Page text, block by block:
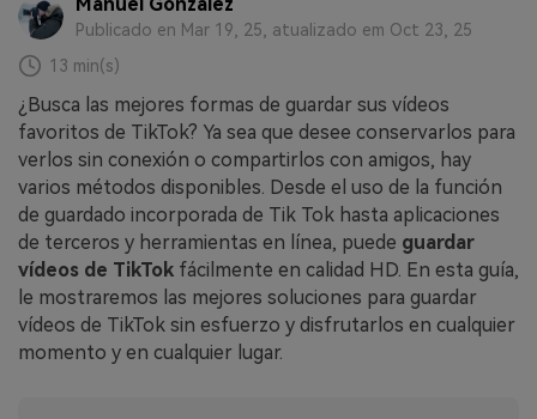
Publicado en Mar 19, 25, atualizado em Oct 23, 25
13 min(s)
¿Busca las mejores formas de guardar sus vídeos
favoritos de TikTok? Ya sea que desee conservarlos para
verlos sin conexión o compartirlos con amigos, hay
varios métodos disponibles. Desde el uso de la función
de guardado incorporada de Tik Tok hasta aplicaciones
de terceros y herramientas en línea, puede guardar
vídeos de TikTok fácilmente en calidad HD. En esta guía,
le mostraremos las mejores soluciones para guardar
vídeos de TikTok sin esfuerzo y disfrutarlos en cualquier
momento y en cualquier lugar.